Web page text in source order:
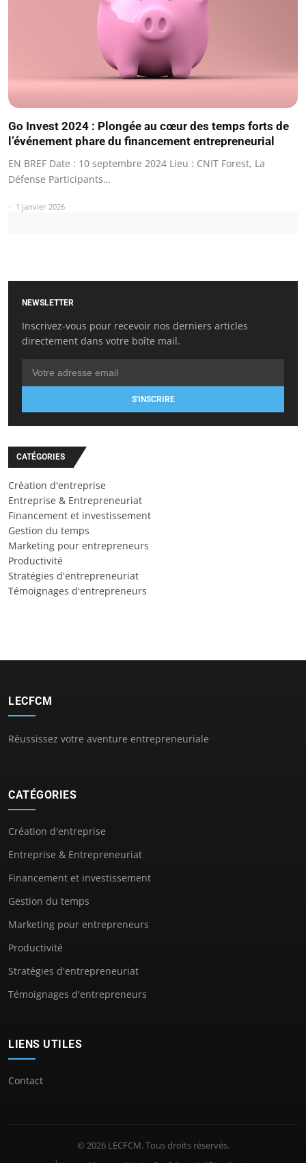
Go Invest 2024 : Plongée au cœur des temps forts de
l’événement phare du financement entrepreneurial
EN BREF Date : 10 septembre 2024 Lieu : CNIT Forest, La
Défense Participants…
1 janvier 2026
NEWSLETTER
Inscrivez-vous pour recevoir nos derniers articles
directement dans votre boîte mail.
S'INSCRIRE
CATÉGORIES
Création d'entreprise
Entreprise & Entrepreneuriat
Financement et investissement
Gestion du temps
Marketing pour entrepreneurs
Productivité
Stratégies d'entrepreneuriat
Témoignages d'entrepreneurs
LECFCM
Réussissez votre aventure entrepreneuriale
CATÉGORIES
Création d'entreprise
Entreprise & Entrepreneuriat
Financement et investissement
Gestion du temps
Marketing pour entrepreneurs
Productivité
Stratégies d'entrepreneuriat
Témoignages d'entrepreneurs
LIENS UTILES
Contact
© 2026 LECFCM. Tous droits réservés.